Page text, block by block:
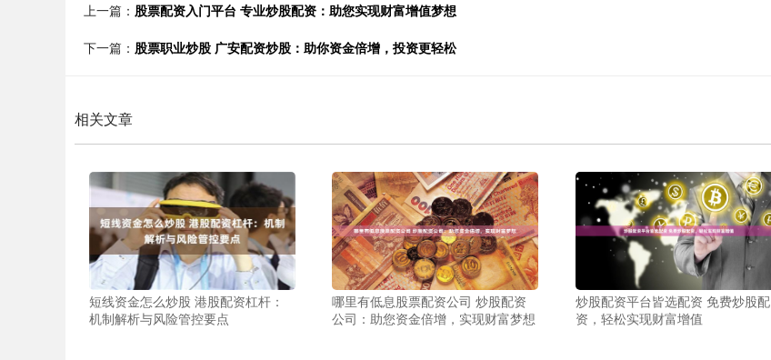
上一篇： 股票配资入门平台 专业炒股配资：助您实现财富增值梦想
下一篇： 股票职业炒股 广安配资炒股：助你资金倍增，投资更轻松
相关文章
短线资金怎么炒股 港股配资杠杆：
机制解析与风险管控要点
哪里有低息股票配资公司 炒股配资
公司：助您资金倍增，实现财富梦想
炒股配资平台皆选配资 免费炒股配
资，轻松实现财富增值